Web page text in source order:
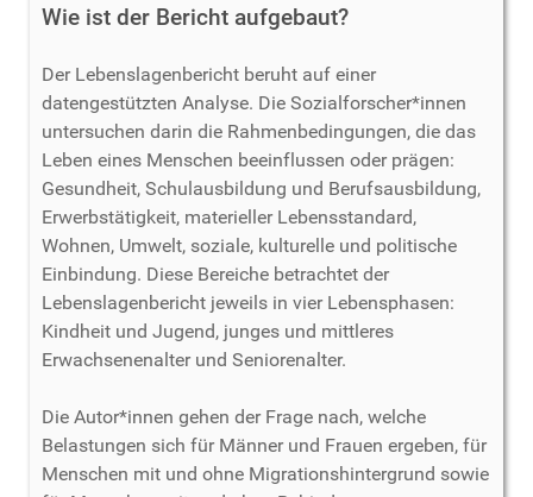
Wie ist der Bericht aufgebaut?
Der Lebenslagenbericht beruht auf einer
datengestützten Analyse. Die Sozialforscher*innen
untersuchen darin die Rahmenbedingungen, die das
Leben eines Menschen beeinflussen oder prägen:
Gesundheit, Schulausbildung und Berufsausbildung,
Erwerbstätigkeit, materieller Lebensstandard,
Wohnen, Umwelt, soziale, kulturelle und politische
Einbindung. Diese Bereiche betrachtet der
Lebenslagenbericht jeweils in vier Lebensphasen:
Kindheit und Jugend, junges und mittleres
Erwachsenenalter und Seniorenalter.
Die Autor*innen gehen der Frage nach, welche
Belastungen sich für Männer und Frauen ergeben, für
Menschen mit und ohne Migrationshintergrund sowie